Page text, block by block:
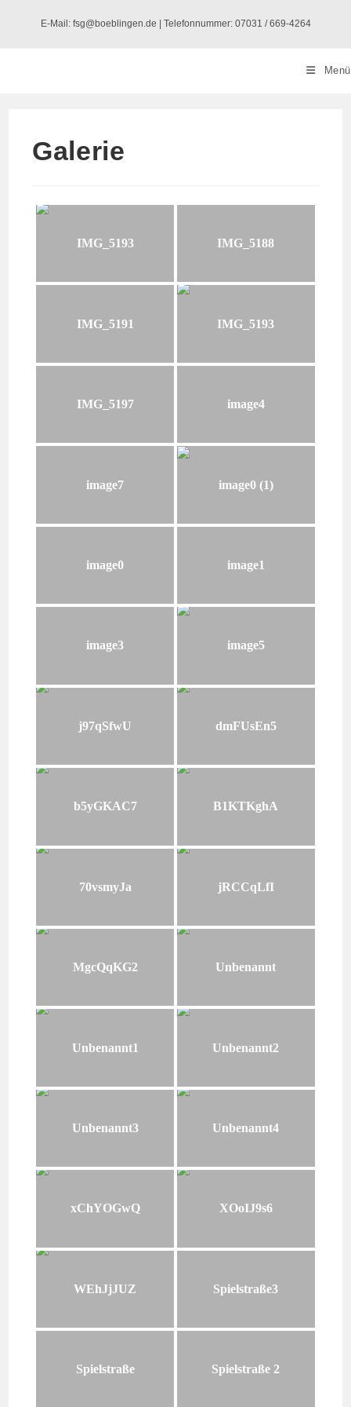
E-Mail: fsg@boeblingen.de | Telefonnummer: 07031 / 669-4264
Menü
Galerie
IMG_5193 IMG_5188
IMG_5191 IMG_5193
IMG_5197 image4
image7 image0 (1)
image0 image1
image3 image5
j97qSfwU dmFUsEn5
b5yGKAC7 B1KTKghA
70vsmyJa jRCCqLfI
MgcQqKG2 Unbenannt
Unbenannt1 Unbenannt2
Unbenannt3 Unbenannt4
xChYOGwQ XOoIJ9s6
WEhJjJUZ Spielstraße3
Spielstraße Spielstraße 2